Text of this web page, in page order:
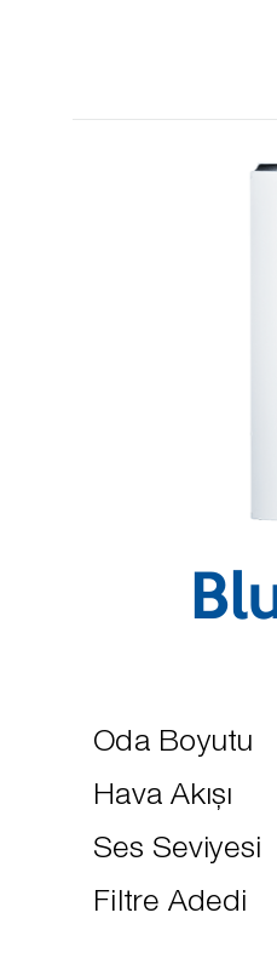
Oda Boyutu
Hava Akışı
Ses Seviyesi
Filtre Adedi